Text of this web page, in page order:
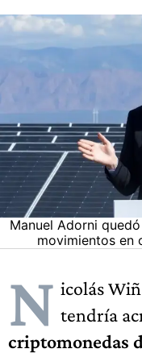
Manuel Adorni
movimientos en
N icolás
tendría
criptomonedas